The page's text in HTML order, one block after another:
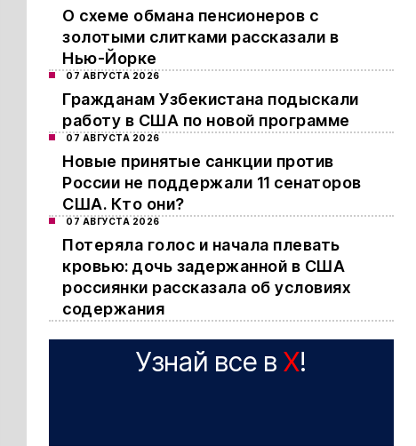
О схеме обмана пенсионеров с
золотыми слитками рассказали в
Нью-Йорке
07 АВГУСТА 2026
Гражданам Узбекистана подыскали
работу в США по новой программе
07 АВГУСТА 2026
Новые принятые санкции против
России не поддержали 11 сенаторов
США. Кто они?
07 АВГУСТА 2026
Потеряла голос и начала плевать
кровью: дочь задержанной в США
россиянки рассказала об условиях
содержания
Узнай все в X!